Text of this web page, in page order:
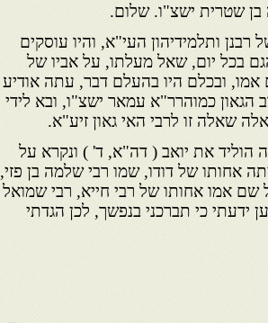
שטרית ישצ"ו. שלום.
ותלמידיהון העי"א, והיו עוסקים
בכל יום, שאל מעלתו, על אביו של
אמו, ובכלם היו בהעלם דבר, עתה אודיע
הגאון כמוהרר"א עמאר ישצ"ו, ובא לידי
שאלה זו לרבי האי גאון זיע"א.
הוליד את יואב ( דה"א, ד' ) ונקרא על
אחותו של דודו, שמו רבי שלמה בן פזי,
אמו אחותו של רבי חייא, רבי שמואל
ידעתי כי תברכני בנפשך, לכן הגדתי